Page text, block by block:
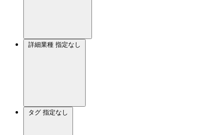
詳細業種 指定なし
タグ 指定なし